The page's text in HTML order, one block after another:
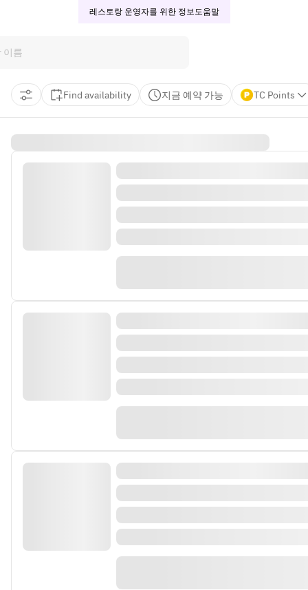
레스토랑 운영자를 위한 정보도움말
Find availability 지금 예약 가능 TC Points